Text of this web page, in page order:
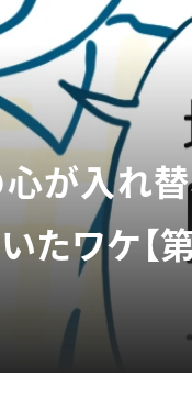
が入れ
たワケ【